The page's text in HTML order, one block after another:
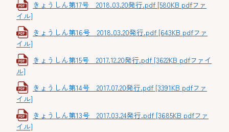
きょうしん第17号 2018.03.20発行.pdf [580KB pdfファ
イル]
きょうしん第16号 2018.03.20発行.pdf [643KB pdfファ
イル]
きょうしん第15号 2017.12.20発行.pdf [3622KB pdfファイ
ル]
きょうしん第14号 2017.07.20発行.pdf [3391KB pdfファ
イル]
きょうしん第13号 2017.03.24発行.pdf [3685KB pdfファ
イル]